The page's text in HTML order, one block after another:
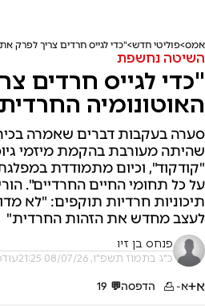
אמס פוליטי חדש "כדי לגייס חרדים צריך לפרק
השיטה נחשפת
"כדי לגייס חרדים
האוטונומיה
סערה בעקבות דברים שאמרה
שהיתה מעורבת בהקמת מיזמי
"קודקוד", וכיום מתמודדת
על כל תחומי החיים החרדיים".
תיכוניות חרדיות תוקפים: "לא
לעצב מחדש את הזהות החרדית"
פנחס בן זיו
כ"ג בתמוז תשפ"ו, 08/07/26 21:25 עודכן:
א+א- הדפסה💬
19